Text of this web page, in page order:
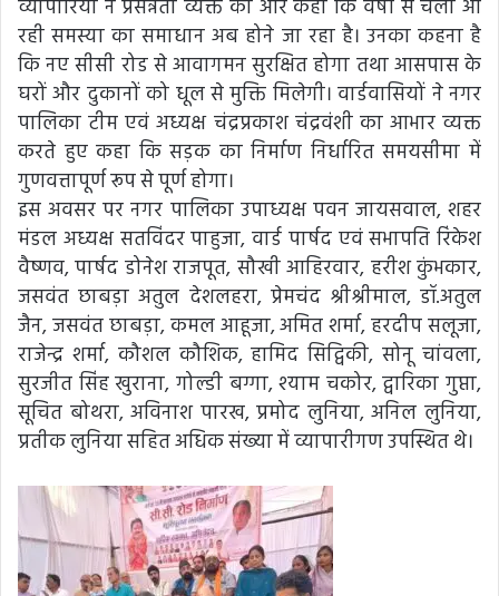
व्यापारियों ने प्रसन्नता व्यक्त की और कहा कि वर्षों से चली आ
रही समस्या का समाधान अब होने जा रहा है। उनका कहना है
कि नए सीसी रोड से आवागमन सुरक्षित होगा तथा आसपास के
घरों और दुकानों को धूल से मुक्ति मिलेगी। वार्डवासियों ने नगर
पालिका टीम एवं अध्यक्ष चंद्रप्रकाश चंद्रवंशी का आभार व्यक्त
करते हुए कहा कि सड़क का निर्माण निर्धारित समयसीमा में
गुणवत्तापूर्ण रूप से पूर्ण होगा।
इस अवसर पर नगर पालिका उपाध्यक्ष पवन जायसवाल, शहर
मंडल अध्यक्ष सतविंदर पाहुजा, वार्ड पार्षद एवं सभापति रिंकेश
वैष्णव, पार्षद डोनेश राजपूत, सौखी आहिरवार, हरीश कुंभकार,
जसवंत छाबड़ा अतुल देशलहरा, प्रेमचंद श्रीश्रीमाल, डॉ.अतुल
जैन, जसवंत छाबड़ा, कमल आहूजा, अमित शर्मा, हरदीप सलूजा,
राजेन्द्र शर्मा, कौशल कौशिक, हामिद सिद्विकी, सोनू चांवला,
सुरजीत सिंह खुराना, गोल्डी बग्गा, श्याम चकोर, द्वारिका गुप्ता,
सूचित बोथरा, अविनाश पारख, प्रमोद लुनिया, अनिल लुनिया,
प्रतीक लुनिया सहित अधिक संख्या में व्यापारीगण उपस्थित थे।